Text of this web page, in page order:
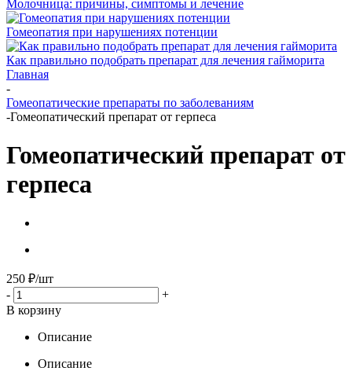
Молочница: причины, симптомы и лечение
Гомеопатия при нарушениях потенции
Как правильно подобрать препарат для лечения гайморита
Главная
-
Гомеопатические препараты по заболеваниям
-Гомеопатический препарат от герпеса
Гомеопатический препарат от
герпеса
250 ₽/шт
-
+
В корзину
Описание
Описание